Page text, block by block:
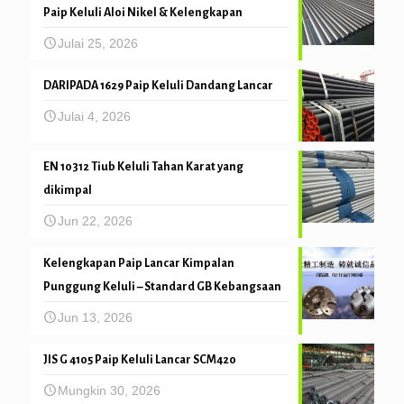
Paip Keluli Aloi Nikel & Kelengkapan
Julai 25, 2026
DARIPADA 1629 Paip Keluli Dandang Lancar
Julai 4, 2026
EN 10312 Tiub Keluli Tahan Karat yang
dikimpal
Jun 22, 2026
Kelengkapan Paip Lancar Kimpalan
Punggung Keluli – Standard GB Kebangsaan
Jun 13, 2026
JIS G 4105 Paip Keluli Lancar SCM420
Mungkin 30, 2026